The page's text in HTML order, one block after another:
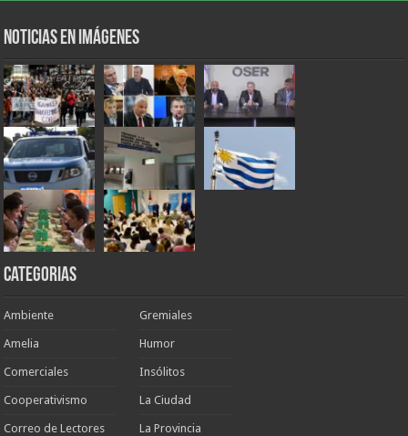
Noticias en Imágenes
Categorias
Ambiente
Amelia
Comerciales
Cooperativismo
Correo de Lectores
Gremiales
Humor
Insólitos
La Ciudad
La Provincia